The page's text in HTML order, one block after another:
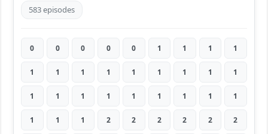
583 episodes
0 0 0 0 0 1 1 1 1
1 1 1 1 1 1 1 1 1
1 1 1 1 1 1 1 1 1
1 1 1 2 2 2 2 2 2